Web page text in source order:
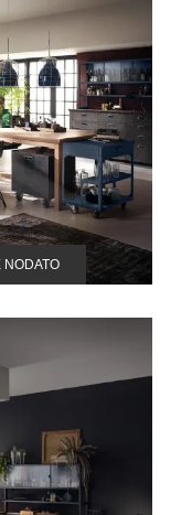
NODATO